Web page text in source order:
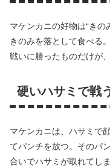
マケンカニの好物は“き
きのみを落として食べる
戦いに勝ったものだけが
硬いハサミで戦
マケンカニは、ハサミで
てパンチを放つ。そのパ
合いでハサミが取れてし